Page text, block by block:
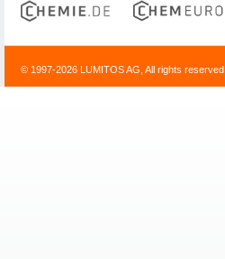
© 1997-2026 LUMITOS AG, All rights reserved